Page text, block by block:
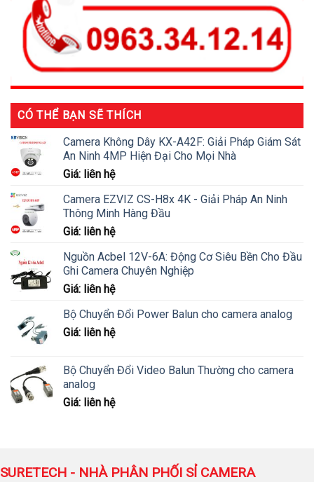
CÓ THỂ BẠN SẼ THÍCH
Camera Không Dây KX-A42F: Giải Pháp Giám Sát
An Ninh 4MP Hiện Đại Cho Mọi Nhà
Giá: liên hệ
Camera EZVIZ CS-H8x 4K - Giải Pháp An Ninh
Thông Minh Hàng Đầu
Giá: liên hệ
Nguồn Acbel 12V-6A: Động Cơ Siêu Bền Cho Đầu
Ghi Camera Chuyên Nghiệp
Giá: liên hệ
Bộ Chuyển Đổi Power Balun cho camera analog
Giá: liên hệ
Bộ Chuyển Đổi Video Balun Thường cho camera
analog
Giá: liên hệ
SURETECH - NHÀ PHÂN PHỐI SỈ CAMERA